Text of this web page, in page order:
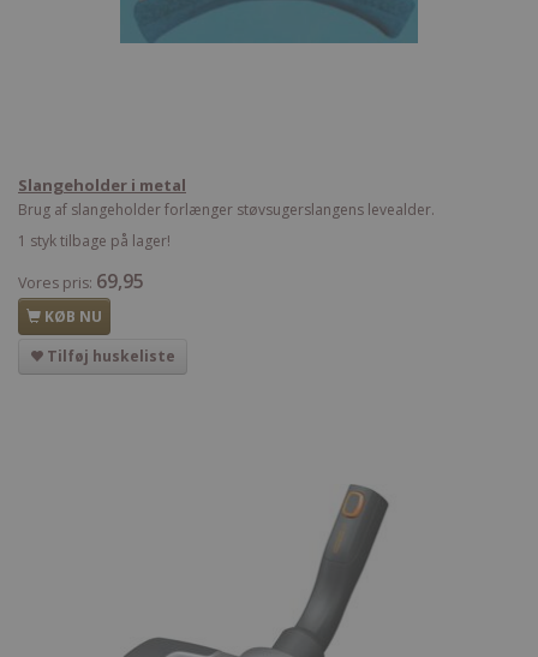
Slangeholder i metal
Brug af slangeholder forlænger støvsugerslangens levealder.
1 styk tilbage på lager!
Vores pris: 69,95
KØB NU
Tilføj huskeliste